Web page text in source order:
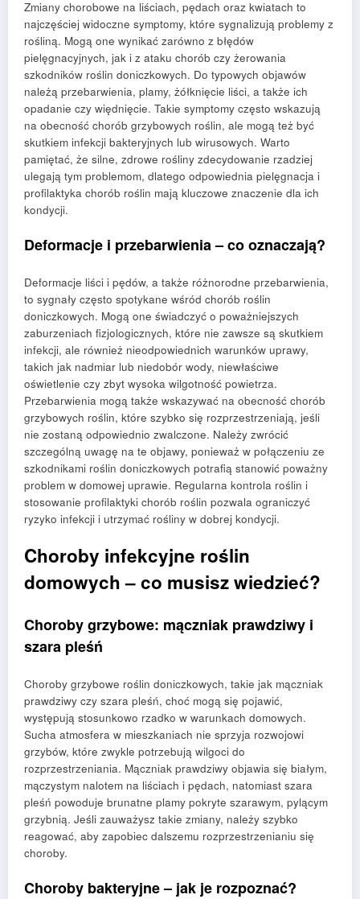
Zmiany chorobowe na liściach, pędach oraz kwiatach to
najczęściej widoczne symptomy, które sygnalizują problemy z
rośliną. Mogą one wynikać zarówno z błędów
pielęgnacyjnych, jak i z ataku chorób czy żerowania
szkodników roślin doniczkowych. Do typowych objawów
należą przebarwienia, plamy, żółknięcie liści, a także ich
opadanie czy więdnięcie. Takie symptomy często wskazują
na obecność chorób grzybowych roślin, ale mogą też być
skutkiem infekcji bakteryjnych lub wirusowych. Warto
pamiętać, że silne, zdrowe rośliny zdecydowanie rzadziej
ulegają tym problemom, dlatego odpowiednia pielęgnacja i
profilaktyka chorób roślin mają kluczowe znaczenie dla ich
kondycji.
Deformacje i przebarwienia – co oznaczają?
Deformacje liści i pędów, a także różnorodne przebarwienia,
to sygnały często spotykane wśród chorób roślin
doniczkowych. Mogą one świadczyć o poważniejszych
zaburzeniach fizjologicznych, które nie zawsze są skutkiem
infekcji, ale również nieodpowiednich warunków uprawy,
takich jak nadmiar lub niedobór wody, niewłaściwe
oświetlenie czy zbyt wysoka wilgotność powietrza.
Przebarwienia mogą także wskazywać na obecność chorób
grzybowych roślin, które szybko się rozprzestrzeniają, jeśli
nie zostaną odpowiednio zwalczone. Należy zwrócić
szczególną uwagę na te objawy, ponieważ w połączeniu ze
szkodnikami roślin doniczkowych potrafią stanowić poważny
problem w domowej uprawie. Regularna kontrola roślin i
stosowanie profilaktyki chorób roślin pozwala ograniczyć
ryzyko infekcji i utrzymać rośliny w dobrej kondycji.
Choroby infekcyjne roślin
domowych – co musisz wiedzieć?
Choroby grzybowe: mączniak prawdziwy i
szara pleśń
Choroby grzybowe roślin doniczkowych, takie jak mączniak
prawdziwy czy szara pleśń, choć mogą się pojawić,
występują stosunkowo rzadko w warunkach domowych.
Sucha atmosfera w mieszkaniach nie sprzyja rozwojowi
grzybów, które zwykle potrzebują wilgoci do
rozprzestrzeniania. Mączniak prawdziwy objawia się białym,
mączystym nalotem na liściach i pędach, natomiast szara
pleśń powoduje brunatne plamy pokryte szarawym, pylącym
grzybnią. Jeśli zauważysz takie zmiany, należy szybko
reagować, aby zapobiec dalszemu rozprzestrzenianiu się
choroby.
Choroby bakteryjne – jak je rozpoznać?